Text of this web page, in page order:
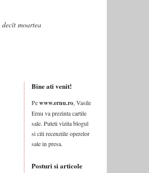
moartea
Bine ati venit!
Pewww.ernu.ro, Vasile
Ernu va prezinta cartile
sale. Puteti vizita blogul
si citi recenziile operelor
sale in presa.
Posturi si articole